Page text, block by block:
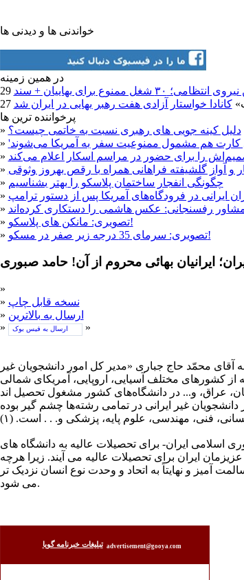
خواندنی ها و دیدنی ها
در همين زمينه
شغل ممنوع برای بهاييان + سند
کانادا خواستار آزادی هفت رهبر بهایی در ایران شد
پرخواننده ترین ها
» دلیل کینه جویی های رهبری نسبت به خاتمی چیست؟
»
» را برای حضور در مراسم اسکار اعلام می‌کند
» و آواز گلشیفته فراهانی همراه با رقص بهروز وثوقی
» چگونگی انفجار ساختمان پلاسکو را بهتر بشناسیم
» ایرانی در فرودگاه‌های آمریکا پس از دستور ترامپ
» رفسنجانی: عکس هاشمی را دستکاری کرده‌اند
»
تصویری: مانکن های پلاسکو!
»
تصویری: سرمای 35 درجه زیر صفر در مسکو!
ایرانیان بهائی محروم از آن! حامد صبوری
»
» نسخه قابل چاپ
» ارسال به بالاترین
»
ارسال به فیس بوک »
محمّد حاج جباری «مدیر کل امور دانشجویان غیر
بیش از ۲١ هزار و ٥٠٠ دانشجوی غیر ایرانی از ٧٠ کشور از جمله از کشورهای مختلف آسیایی، اروپایی، آمریکای شمالی
عراق، و... در دانشگاه‌های کشور مشغول تحصیل اند
مسؤول دیگری گفته است: «حضور دانشجویان غیر ایرانی در تمامی رشته‌ها چشم گیر بوده
‌فنی، مهندسی،‌ علوم پایه، پزشکی و. . . است. (١)
اسلامی ایران- برای تحصیلات عالیه به دانشگاه های
ایران برای تحصیلات عالیه می آیند. زیرا هرچه
آمیز و نهایتاً به اتحاد و وحدت نوع انسان نزدیک تر
می شود.
تبليغات خبرنامه گويا advertisement@gooya.com